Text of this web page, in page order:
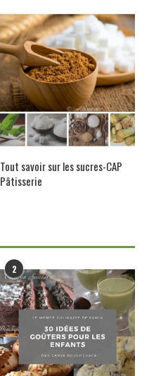
Tout savoir sur les sucres-CAP
Pâtisserie
2